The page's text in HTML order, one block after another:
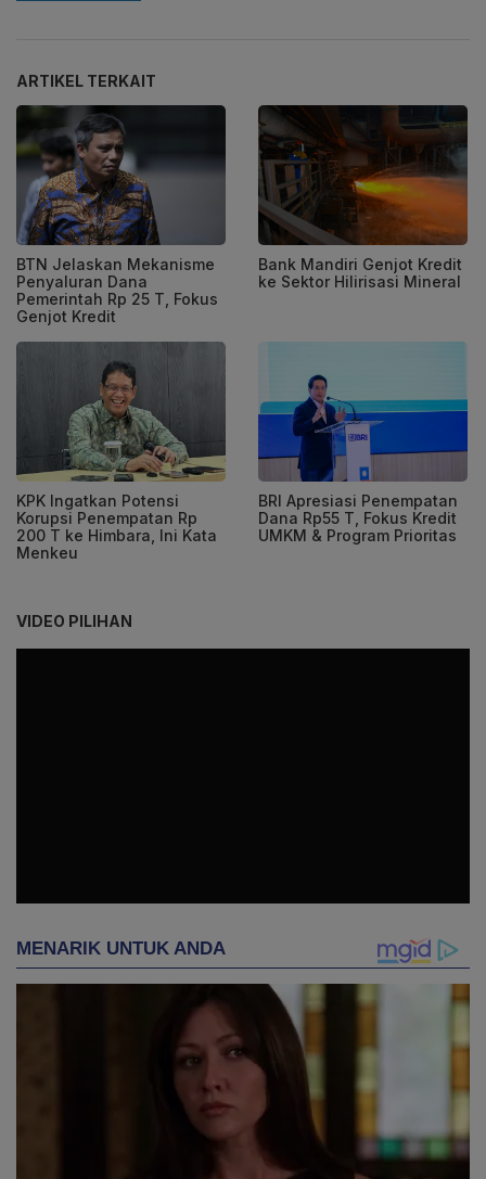
ARTIKEL TERKAIT
BTN Jelaskan Mekanisme
Penyaluran Dana
Pemerintah Rp 25 T, Fokus
Genjot Kredit
Bank Mandiri Genjot Kredit
ke Sektor Hilirisasi Mineral
KPK Ingatkan Potensi
Korupsi Penempatan Rp
200 T ke Himbara, Ini Kata
Menkeu
BRI Apresiasi Penempatan
Dana Rp55 T, Fokus Kredit
UMKM & Program Prioritas
VIDEO PILIHAN